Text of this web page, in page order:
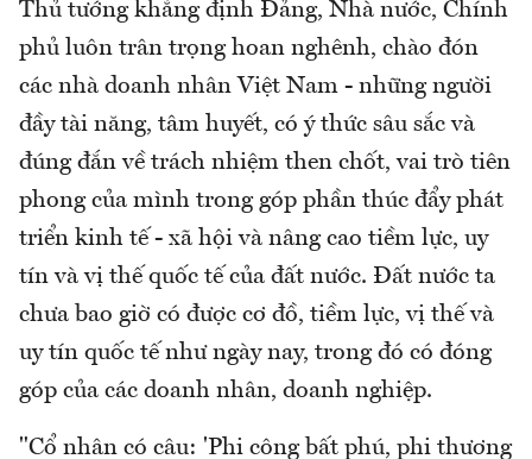
Thủ tướng khẳng định Đảng, Nhà nước, Chính
phủ luôn trân trọng hoan nghênh, chào đón
các nhà doanh nhân Việt Nam - những người
đầy tài năng, tâm huyết, có ý thức sâu sắc và
đúng đắn về trách nhiệm then chốt, vai trò tiên
phong của mình trong góp phần thúc đẩy phát
triển kinh tế - xã hội và nâng cao tiềm lực, uy
tín và vị thế quốc tế của đất nước. Đất nước ta
chưa bao giờ có được cơ đồ, tiềm lực, vị thế và
uy tín quốc tế như ngày nay, trong đó có đóng
góp của các doanh nhân, doanh nghiệp.
"Cổ nhân có câu: 'Phi công bất phú, phi thương